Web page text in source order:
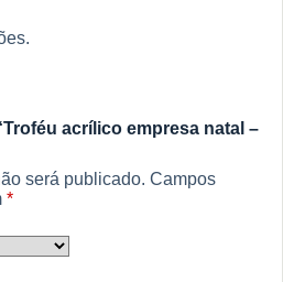
acrílico empresa natal –
será publicado. Campos
*